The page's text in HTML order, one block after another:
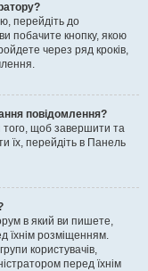
перейдіть до
побачите кнопку, якою
через ряд кроків,
повідомлення?
того, щоб завершити та
їх, перейдіть в Панель
в який ви пишете,
їхнім розміщенням.
користувачів,
перед їхнім